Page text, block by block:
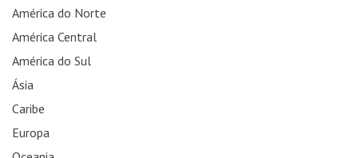
América do Norte
América Central
América do Sul
Ásia
Caribe
Europa